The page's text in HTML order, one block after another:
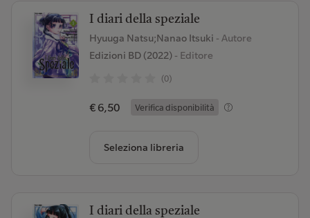
I diari della speziale
Hyuuga Natsu;Nanao Itsuki - Autore
Edizioni BD (2022)- Editore
(0)
€ 6,50 Verifica disponibilità
Seleziona libreria
I diari della speziale